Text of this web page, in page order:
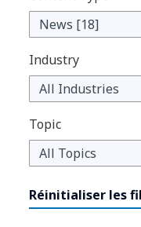
Industry
Topic
Réinitialiser les